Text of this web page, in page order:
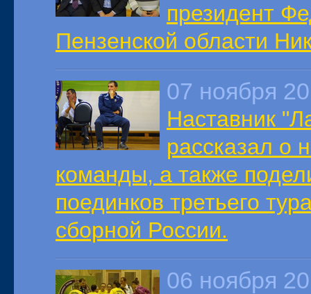
президент
Пензенской области
07 ноября
Наставник
рассказал о
команды, а также
поединков третьего
сборной России.
06 ноября